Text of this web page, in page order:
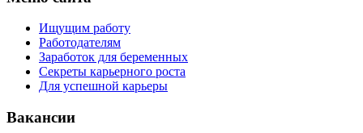
Ищущим работу
Работодателям
Заработок для беременных
Секреты карьерного роста
Для успешной карьеры
Вакансии